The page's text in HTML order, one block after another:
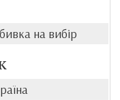
на вибір